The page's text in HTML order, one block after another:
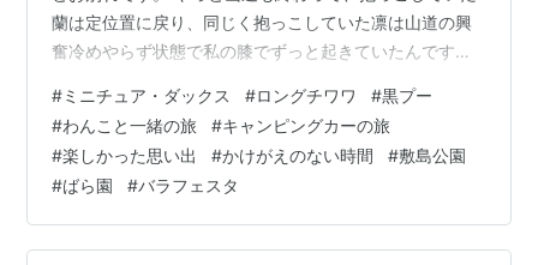
蘭は定位置に戻り、同じく抱っこしていた凛は山道の興
奮冷めやらず状態で私の膝でずっと起きていたんです。
おネンネでしたよ！ そして〜着いた場所は前橋市敷島公
園[ばら園]。。 ただ、ちょうどお昼時だったので、公園
の真向かいのわんこOKのメイトカフェでランチ。。 ラン
チが終わると、道路を超えるともう公園なので、お庭み
たいな感覚でしたね〜♪ この敷島公園はかなり広くて、秋
らしい風情もある景色に満喫させ…
#ミニチュア・ダックス #ロングチワワ #黒プー
#わんこと一緒の旅 #キャンピングカーの旅
#楽しかった思い出 #かけがえのない時間 #敷島公園
#ばら園 #バラフェスタ